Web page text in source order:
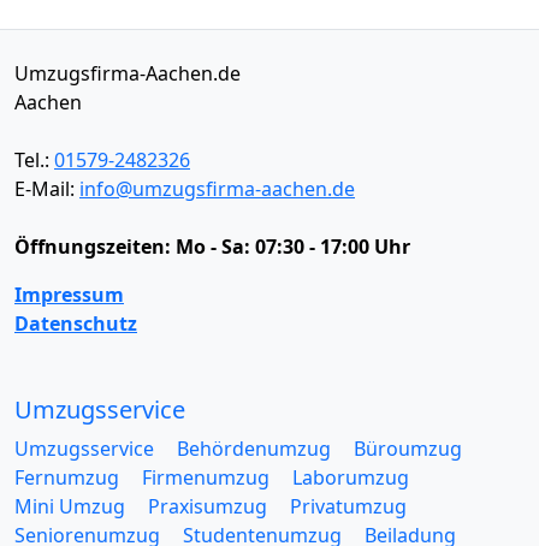
Umzugsfirma-Aachen.de
Aachen
Tel.: 01579-2482326
E-Mail: info@umzugsfirma-aachen.de
Öffnungszeiten: Mo - Sa: 07:30 - 17:00 Uhr
Impressum
Datenschutz
Umzugsservice
Umzugsservice Behördenumzug
Büroumzug
Fernumzug
Firmenumzug
Laborumzug
Mini Umzug
Praxisumzug
Privatumzug
Seniorenumzug
Studentenumzug
Beiladung